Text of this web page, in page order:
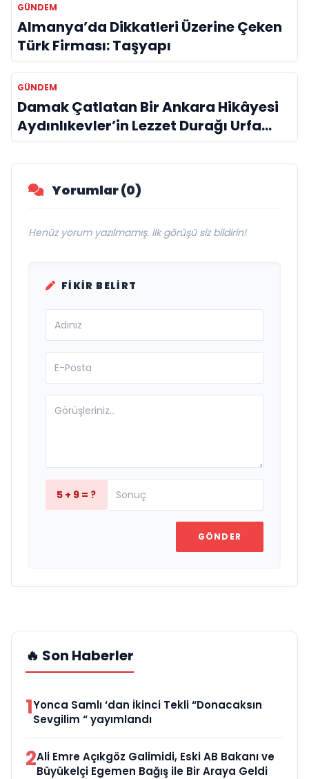
GÜNDEM
Almanya’da Dikkatleri Üzerine Çeken
Türk Firması: Taşyapı
GÜNDEM
Damak Çatlatan Bir Ankara Hikâyesi
Aydınlıkevler’in Lezzet Durağı Urfa
Damak
Yorumlar (0)
Henüz yorum yazılmamış. İlk görüşü siz bildirin!
FIKIR BELIRT
5 + 9 = ?
GÖNDER
🔥 Son Haberler
1Yonca Samlı ‘dan İkinci Tekli “Donacaksın
Sevgilim “ yayımlandı
2Ali Emre Açıkgöz Galimidi, Eski AB Bakanı ve
Büyükelçi Egemen Bağış ile Bir Araya Geldi